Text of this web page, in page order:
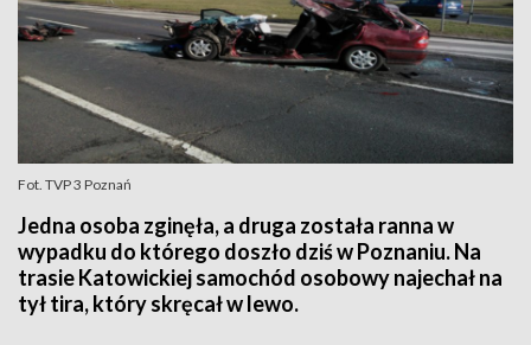
Fot. TVP 3 Poznań
Jedna osoba zginęła, a druga została ranna w
wypadku do którego doszło dziś w Poznaniu. Na
trasie Katowickiej samochód osobowy najechał na
tył tira, który skręcał w lewo.